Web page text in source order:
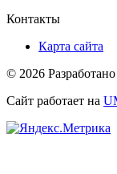
Контакты
Карта сайта
© 2026 Разработано
Сайт работает на